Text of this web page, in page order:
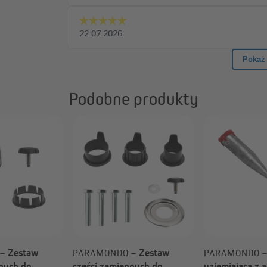
Podobne produkty
Zestaw
PARAMONDO – Zestaw
PARAMONDO –